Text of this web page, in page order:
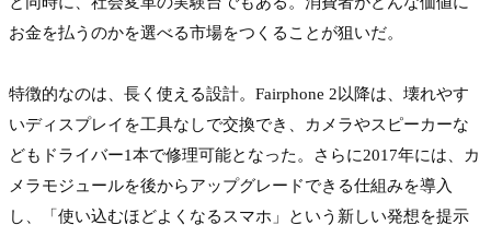
お金を払うのかを選べる市場をつくることが狙いだ。
特徴的なのは、長く使える設計。Fairphone 2以降は、壊れやす
いディスプレイを工具なしで交換でき、カメラやスピーカーな
どもドライバー1本で修理可能となった。さらに2017年には、カ
メラモジュールを後からアップグレードできる仕組みを導入
し、「使い込むほどよくなるスマホ」という新しい発想を提示